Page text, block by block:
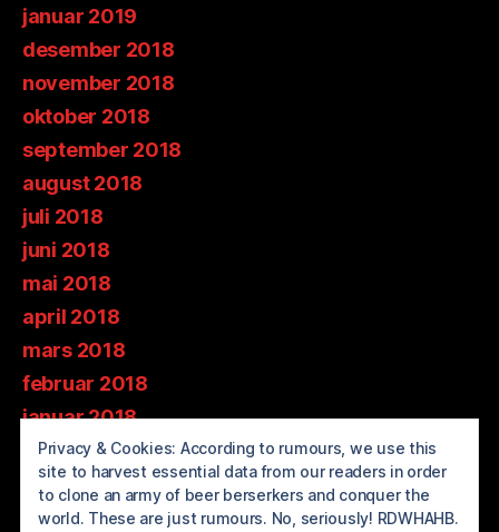
januar 2019
desember 2018
november 2018
oktober 2018
september 2018
august 2018
juli 2018
juni 2018
mai 2018
april 2018
mars 2018
februar 2018
januar 2018
desember 2017
november 2017
oktober 2017
Privacy & Cookies: According to rumours, we use this
site to harvest essential data from our readers in order
to clone an army of beer berserkers and conquer the
world. These are just rumours. No, seriously! RDWHAHB.